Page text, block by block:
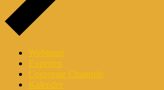
Webinare
Experten
Corporate Channels
Kalender